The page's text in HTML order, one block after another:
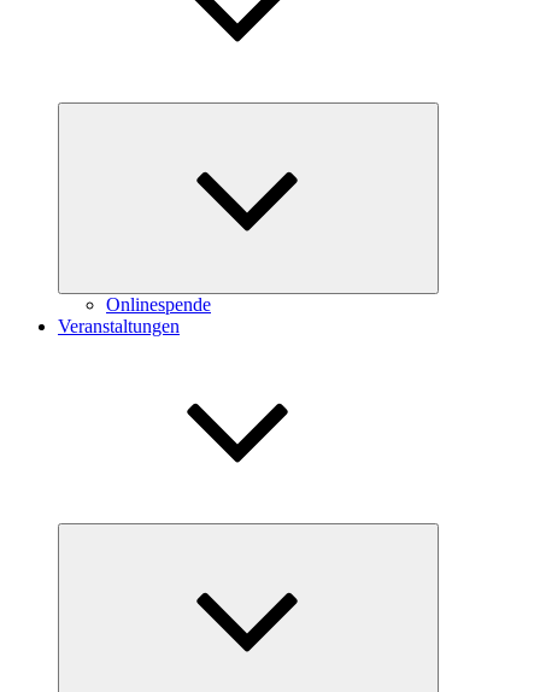
Onlinespende
Veranstaltungen